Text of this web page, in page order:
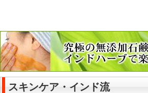
スキンケア・インド流